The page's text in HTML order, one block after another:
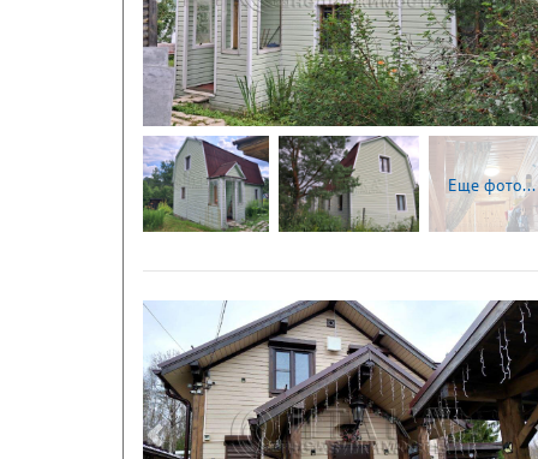
Еще фото...
Следующая